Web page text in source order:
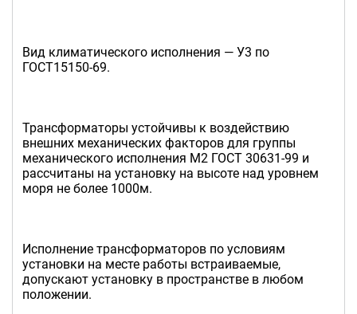
Вид климатического исполнения — У3 по
ГОСТ15150-69.
Трансформаторы устойчивы к воздействию
внешних механических факторов для группы
механического исполнения М2 ГОСТ 30631-99 и
рассчитаны на установку на высоте над уровнем
моря не более 1000м.
Исполнение трансформаторов по условиям
установки на месте работы встраиваемые,
допускают установку в пространстве в любом
положении.